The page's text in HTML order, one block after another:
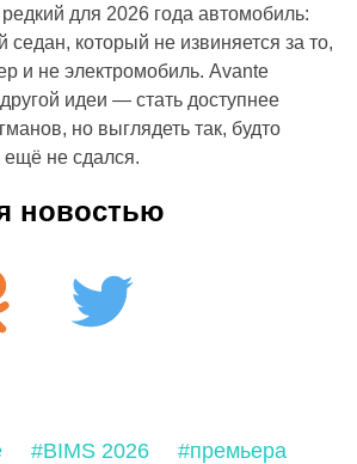
для 2026 года автомобиль:
который не извиняется за то,
и не электромобиль. Avante
идеи — стать доступнее
но выглядеть так, будто
ещё не сдался.
новостью
#BIMS 2026 #премьера